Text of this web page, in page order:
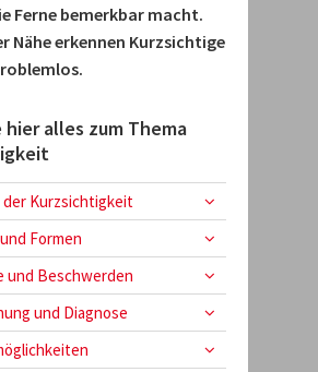
Ferne bemerkbar macht.
Nähe erkennen Kurzsichtige
hier alles zum Thema
Kurzsichtigkeit
Formen
und Beschwerden
und Diagnose